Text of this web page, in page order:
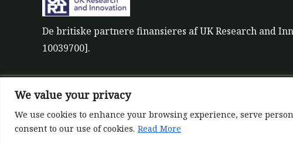
We value your privacy
We use cookies to enhance your browsing experience, serve
consent to our use of cookies. Read More
De britiske partnere finansieres af UK Research and
10039700].
©All rights reserved 2022-2026 | ReForest project
Designed and Developed byEuroproject Ltd.